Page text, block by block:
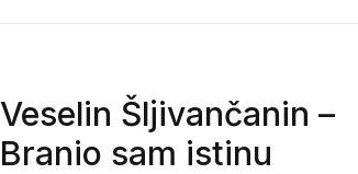
Veselin Šljivančanin –
Branio sam istinu